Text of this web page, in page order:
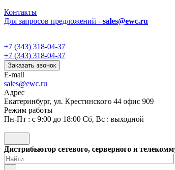
Контакты
Для запросов предложений - sales@ewc.ru
+7 (343) 318-04-37
+7 (343) 318-04-37
Заказать звонок
E-mail
sales@ewc.ru
Адрес
Екатеринбург, ул. Крестинского 44 офис 909
Режим работы
Пн-Пт : с 9:00 до 18:00 Сб, Вс : выходной
Дистрибьютор сетевого, серверного и